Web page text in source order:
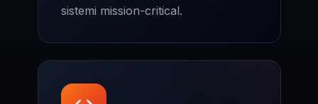
sistemi mission-critical.